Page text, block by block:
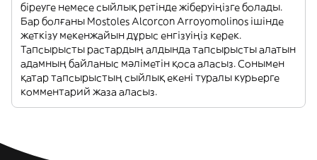
біреуге немесе сыйлық ретінде жіберуіңізге болады.
Бар болғаны Mostoles Alcorcon Arroyomolinos ішінде
жеткізу мекенжайын дұрыс енгізуіңіз керек.
Тапсырысты растардың алдында тапсырысты алатын
адамның байланыс мәліметін қоса аласыз. Сонымен
қатар тапсырыстың сыйлық екені туралы курьерге
комментарий жаза аласыз.